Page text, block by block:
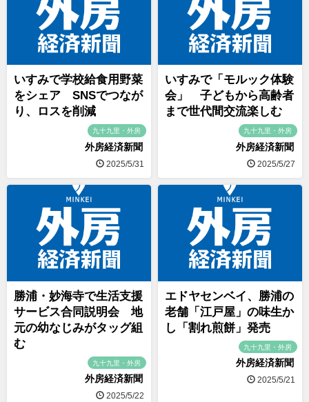
いすみで学校給食用野菜
をシェア SNSでつなが
り、ロスを削減
九十九里・外房
外房経済新聞
2025/5/31
いすみで「モルック体験
会」 子どもから高齢者
まで世代間交流楽しむ
九十九里・外房
外房経済新聞
2025/5/27
勝浦・妙海寺で生活支援
サービス合同説明会 地
元の幼なじみがタッグ組
む
九十九里・外房
外房経済新聞
2025/5/22
エドヤセンベイ、勝浦の
老舗「江戸屋」の味生か
し「割れ煎餅」発売
九十九里・外房
外房経済新聞
2025/5/21